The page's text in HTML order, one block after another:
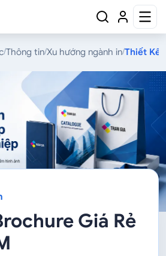
/Thông tin/Xu hướng ngành in/Thiết Kế
Giá Rẻ